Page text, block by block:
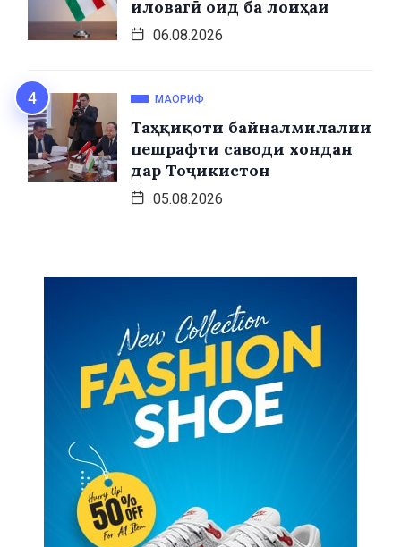
иловагӣ оид ба лоиҳаи
06.08.2026
МАОРИФ
Таҳқиқоти байналмилалии
пешрафти саводи хондан
дар Тоҷикистон
05.08.2026